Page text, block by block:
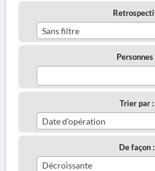
Sans filtre
Personnes
Trier par :
Date d'opération
De façon :
Décroissante